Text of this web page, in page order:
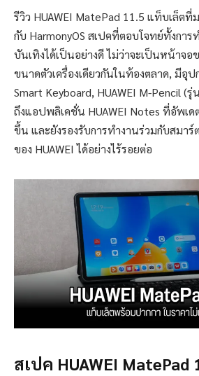
รีวิว HUAWEI MatePad 11.5 แท็บเล็ตที่
กับ HarmonyOS สเปคที่ตอบโจทย์ทั้งการ
บันเทิงได้เป็นอย่างดี ไม่ว่าจะเป็นหน้าจ
ขนาดตัวเครื่องเดียวกันในท้องตลาด, มีอุป
Smart Keyboard, HUAWEI M-Pencil (
ถึงแอปพลิเคชั่น HUAWEI Notes ที่อัพเด
ขึ้น และยังรองรับการทำงานร่วมกับสมา
ของ HUAWEI ได้อย่างไร้รอยต่อ
สเปค HUAWEI MatePad